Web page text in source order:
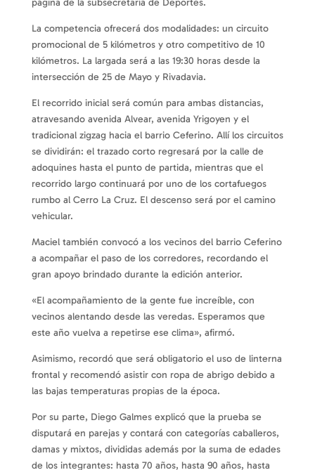
página de la subsecretaría de Deportes.
La competencia ofrecerá dos modalidades: un circuito
promocional de 5 kilómetros y otro competitivo de 10
kilómetros. La largada será a las 19:30 horas desde la
intersección de 25 de Mayo y Rivadavia.
El recorrido inicial será común para ambas distancias,
atravesando avenida Alvear, avenida Yrigoyen y el
tradicional zigzag hacia el barrio Ceferino. Allí los circuitos
se dividirán: el trazado corto regresará por la calle de
adoquines hasta el punto de partida, mientras que el
recorrido largo continuará por uno de los cortafuegos
rumbo al Cerro La Cruz. El descenso será por el camino
vehicular.
Maciel también convocó a los vecinos del barrio Ceferino
a acompañar el paso de los corredores, recordando el
gran apoyo brindado durante la edición anterior.
«El acompañamiento de la gente fue increíble, con
vecinos alentando desde las veredas. Esperamos que
este año vuelva a repetirse ese clima», afirmó.
Asimismo, recordó que será obligatorio el uso de linterna
frontal y recomendó asistir con ropa de abrigo debido a
las bajas temperaturas propias de la época.
Por su parte, Diego Galmes explicó que la prueba se
disputará en parejas y contará con categorías caballeros,
damas y mixtos, divididas además por la suma de edades
de los integrantes: hasta 70 años, hasta 90 años, hasta